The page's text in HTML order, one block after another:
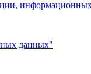
данных"